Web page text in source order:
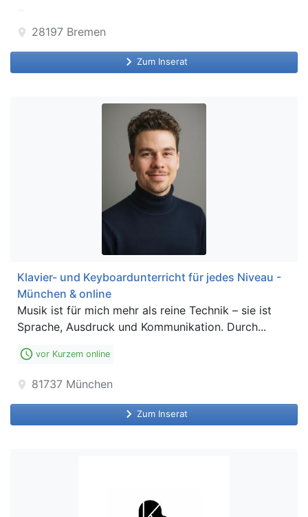
location_on 28197 Bremen
keyboard_arrow_right Zum Inserat
Klavier- und Keyboardunterricht für jedes Niveau -
München & online
Musik ist für mich mehr als reine Technik – sie ist
Sprache, Ausdruck und Kommunikation. Durch...
access_time vor Kurzem online
location_on 81737 München
keyboard_arrow_right Zum Inserat